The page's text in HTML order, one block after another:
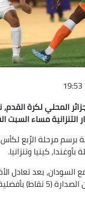
المحلي لكرة القدم،
مساء السبت القادم
مرحلة الرُبع لكأس
كينيا وتنزانيا.
السودان، بعد تعادل
ليحسم السودانيون الصدارة (5